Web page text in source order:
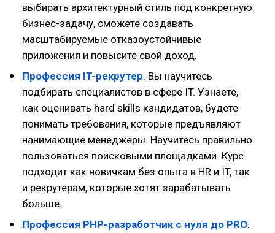
выбирать архитектурный стиль под конкретную
бизнес-задачу, сможете создавать
масштабируемые отказоустойчивые
приложения и повысите свой доход.
Профессия IT-рекрутер. Вы научитесь
подбирать специалистов в сфере IT. Узнаете,
как оценивать hard skills кандидатов, будете
понимать требования, которые предъявляют
нанимающие менеджеры. Научитесь правильно
пользоваться поисковыми площадками. Курс
подходит как новичкам без опыта в HR и IT, так
и рекрутерам, которые хотят зарабатывать
больше.
Профессия PHP-разработчик с нуля до PRO.